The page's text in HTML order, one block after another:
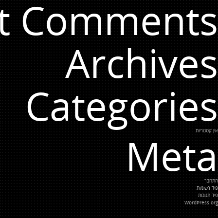
Comments
Archives
Categories
אין קטגוריות
Meta
התחבר
פיד רשומות
פיד תגובות
WordPress.org